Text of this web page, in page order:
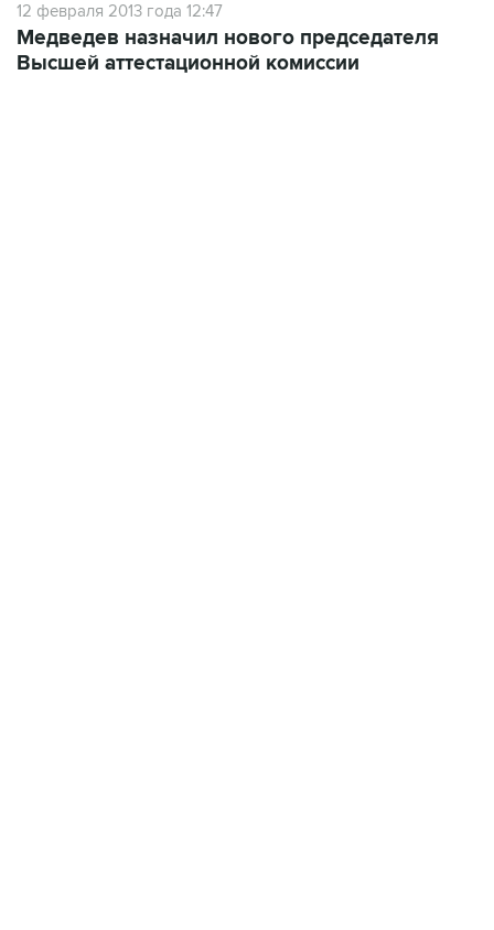
12 февраля 2013 года 12:47
Медведев назначил нового председателя
Высшей аттестационной комиссии